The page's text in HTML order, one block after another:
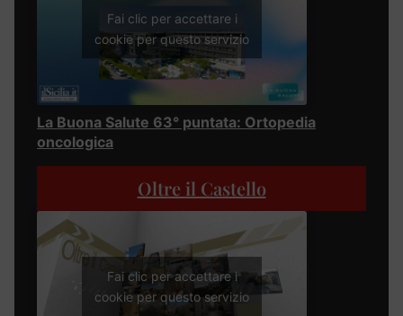
Fai clic per accettare i
cookie per questo servizio
La Buona Salute 63° puntata: Ortopedia
oncologica
Oltre il Castello
Fai clic per accettare i
cookie per questo servizio